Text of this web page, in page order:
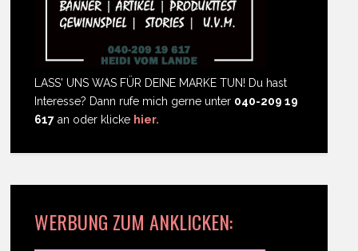
LASS' UNS WAS FÜR DEINE MARKE TUN! Du hast
Interesse? Dann rufe mich gerne unter 040-209 19
617 an oder klicke hier.
WERBUNG ZUM ANKLICKEN: